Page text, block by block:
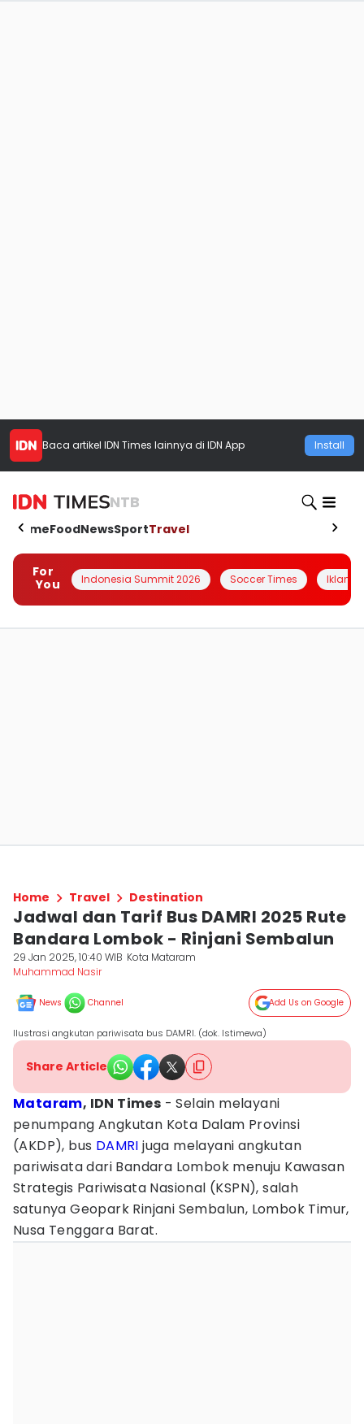
Baca artikel IDN Times lainnya di IDN App Install
NTB
HomeFoodNewsSportTravel
For
You
Indonesia Summit 2026 Soccer Times Iklanin
Home Travel Destination
Jadwal dan Tarif Bus DAMRI 2025 Rute
Bandara Lombok - Rinjani Sembalun
29 Jan 2025, 10:40 WIB Kota Mataram
Muhammad Nasir
News Channel Add Us on Google
Ilustrasi angkutan pariwisata bus DAMRI. (dok. Istimewa)
Share Article
Mataram, IDN Times - Selain melayani
penumpang Angkutan Kota Dalam Provinsi
(AKDP), bus DAMRI juga melayani angkutan
pariwisata dari Bandara Lombok menuju Kawasan
Strategis Pariwisata Nasional (KSPN), salah
satunya Geopark Rinjani Sembalun, Lombok Timur,
Nusa Tenggara Barat.